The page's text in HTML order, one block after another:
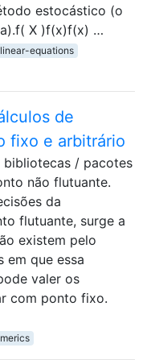
estocástico (o
X )f(x)f(x) …
equations
de
fixo e arbitrário
bibliotecas / pacotes
não flutuante.
da
flutuante, surge a
existem pelo
em que essa
valer os
com ponto fixo.